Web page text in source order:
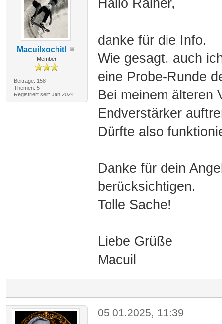
Macuilxochitl
Member
Beiträge: 158
Themen: 5
Registriert seit: Jan 2024
Hallo Rainer,
danke für die Info.
Wie gesagt, auch
eine Probe-Runde
Bei meinem älteren
Endverstärker
Dürfte also
Danke für dein
berücksichtigen.
Tolle Sache!
Liebe Grüße
Macuil
05.01.2025, 11:39